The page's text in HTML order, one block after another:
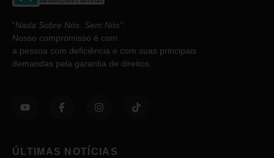
“Nada Sobre Nós. Sem Nós”
Nosso compromisso é com
a pessoa com deficiência e com suas principais
demandas pela garantia de direitos.
ÚLTIMAS NOTÍCIAS